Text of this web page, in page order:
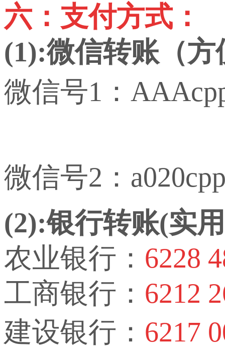
六：支付方式：
(1):微信转账（方
微信号1：
微信号2：
(2):银行转账(实
农业银行： 6228
工商银行： 6212
建设银行： 6217